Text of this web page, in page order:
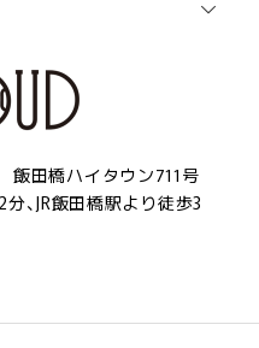
田橋ハイタウン711号
、JR飯田橋駅より徒歩3